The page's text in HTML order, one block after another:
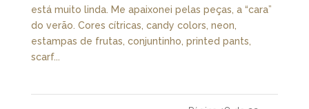
está muito linda. Me apaixonei pelas peças, a “cara”
do verão. Cores cítricas, candy colors, neon,
estampas de frutas, conjuntinho, printed pants,
scarf...